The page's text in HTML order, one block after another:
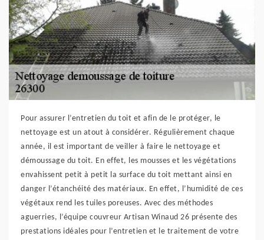
Pour assurer l’entretien du toit et afin de le protéger, le
nettoyage est un atout à considérer. Régulièrement chaque
année, il est important de veiller à faire le nettoyage et
démoussage du toit. En effet, les mousses et les végétations
envahissent petit à petit la surface du toit mettant ainsi en
danger l’étanchéité des matériaux. En effet, l’humidité de ces
végétaux rend les tuiles poreuses. Avec des méthodes
aguerries, l’équipe couvreur Artisan Winaud 26 présente des
prestations idéales pour l’entretien et le traitement de votre